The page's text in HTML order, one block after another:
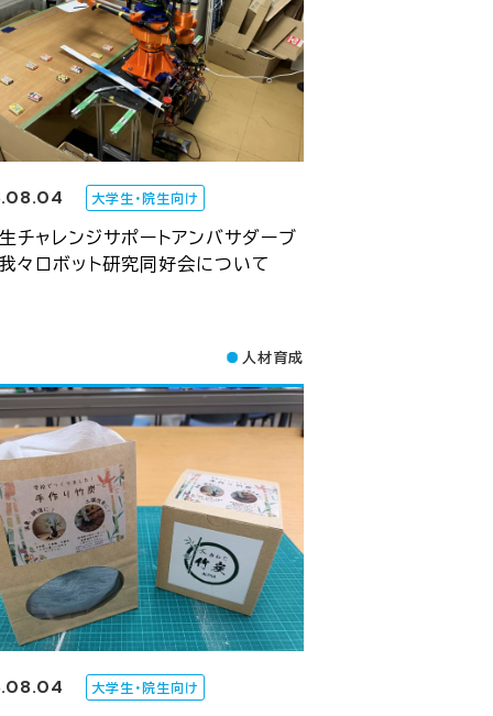
大学生・院生向け
チャレンジサポートアンバサダーブ
我々ロボット研究同好会について
人材育成
大学生・院生向け